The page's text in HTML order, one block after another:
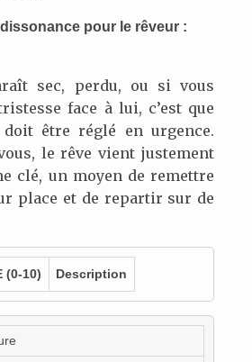
pour le rêveur :
sec, perdu, ou si vous
face à lui, c’est que
doit être réglé en urgence.
le rêve vient justement
clé, un moyen de remettre
place et de repartir sur de
(0-10) Description